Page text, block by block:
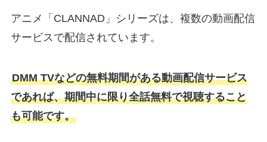
アニメ「CLANNAD」シリーズは、複数の動画配信
サービスで配信されています。
DMM TVなどの無料期間がある動画配信サービス
であれば、期間中に限り全話無料で視聴すること
も可能です。